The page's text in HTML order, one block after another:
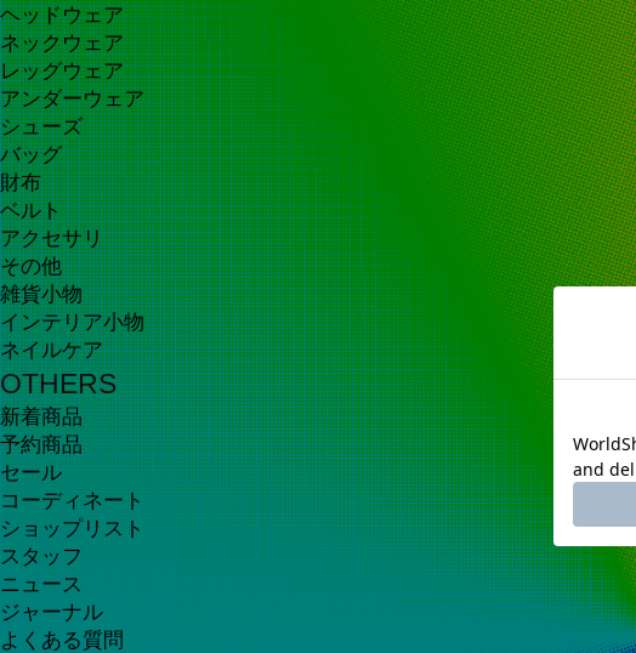
ヘッドウェア
ネックウェア
レッグウェア
アンダーウェア
シューズ
バッグ
財布
ベルト
アクセサリ
その他
雑貨小物
インテリア小物
ネイルケア
OTHERS
新着商品
予約商品
セール
コーディネート
ショップリスト
スタッフ
ニュース
ジャーナル
よくある質問